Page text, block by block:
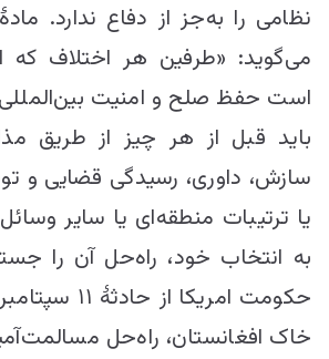
می‌گوید: «طرفین هر اختلاف که
است حفظ صلح و امنیت بین‌المللی
باید قبل از هر چیز از طریق
سازش، داوری، رسیدگی قضایی و
یا ترتیبات منطقه‌ای یا سایر
به انتخاب خود، راه‌حل آن را
حکومت امریکا
خاک افغانستان، راه‌حل